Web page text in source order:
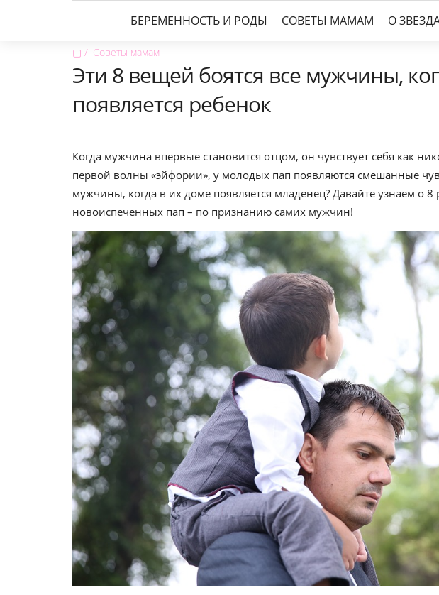
БЕРЕМЕННОСТЬ И РОДЫ СОВЕТЫ МАМАМ О
▢ Советы мамам
Эти 8 вещей боятся все мужчины,
появляется ребенок
Когда мужчина впервые становится отцом, он чувствует себя как
первой волны «эйфории», у молодых пап появляются смешанные
мужчины, когда в их доме появляется младенец? Давайте узнаем о 8
новоиспеченных пап – по признанию самих мужчин!